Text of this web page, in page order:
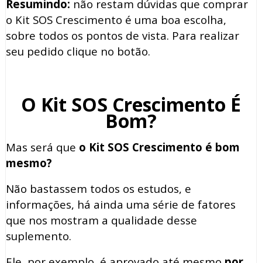
Resumindo: não restam dúvidas que comprar
o Kit SOS Crescimento é uma boa escolha,
sobre todos os pontos de vista. Para realizar
seu pedido clique no botão.
O Kit SOS Crescimento É
Bom?
Mas será que o Kit SOS Crescimento é bom
mesmo?
Não bastassem todos os estudos, e
informações, há ainda uma série de fatores
que nos mostram a qualidade desse
suplemento.